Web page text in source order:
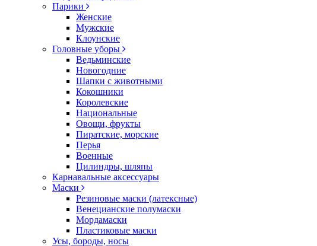
Парики
Женские
Мужские
Клоунские
Головные уборы
Ведьминские
Новогодние
Шапки с животными
Кокошники
Королевские
Национальные
Овощи, фрукты
Пиратские, морские
Перья
Военные
Цилиндры, шляпы
Карнавальные аксессуары
Маски
Резиновые маски (латексные)
Венецианские полумаски
Мордамаски
Пластиковые маски
Усы, бороды, носы